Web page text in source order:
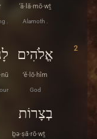
‘ă·lā·mō·wṯ
Alamoth .
.
2 אֱלֹהִים
’ĕ·lō·hîm
God
בְצָרוֹת
ḇə·ṣā·rō·wṯ